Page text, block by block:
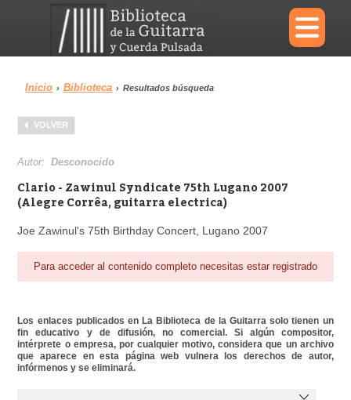
×
Menu
Biblioteca
Inicio › Biblioteca › Resultados búsqueda
VOLVER
Autor:Desconocido
Clario - Zawinul Syndicate 75th Lugano 2007
(Alegre Corrêa, guitarra electrica)
Joe Zawinul's 75th Birthday Concert, Lugano 2007
Para acceder al contenido completo necesitas estar registrado
Los enlaces publicados en La Biblioteca de la Guitarra solo tienen un
fin educativo y de difusión, no comercial. Si algún compositor,
intérprete o empresa, por cualquier motivo, considera que un archivo
que aparece en esta página web vulnera los derechos de autor,
infórmenos y se eliminará.